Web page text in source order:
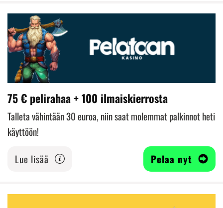
75 € pelirahaa + 100 ilmaiskierrosta
Talleta vähintään 30 euroa, niin saat molemmat palkinnot heti
käyttöön!
Lue lisää
Pelaa nyt